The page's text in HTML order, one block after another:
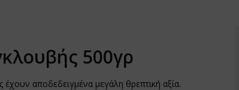
500γρ
αποδεδειγμένα μεγάλη θρεπτική αξία.